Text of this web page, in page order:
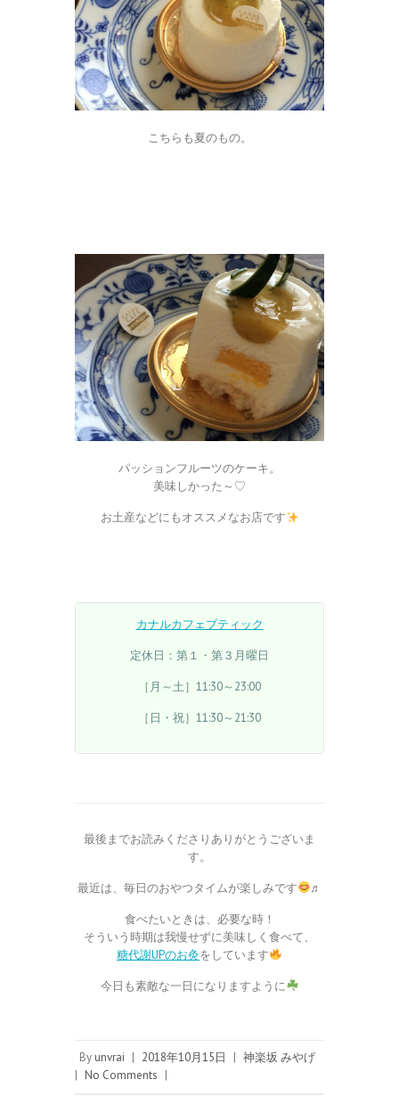
こちらも夏のもの。
パッションフルーツのケーキ。
美味しかった～♡
お土産などにもオススメなお店です
カナルカフェブティック
定休日：第１・第３月曜日
［月～土］11:30～23:00
［日・祝］11:30～21:30
最後までお読みくださりありがとうございま
す。
最近は、毎日のおやつタイムが楽しみです ♬
食べたいときは、必要な時！
そういう時期は我慢せずに美味しく食べて、
糖代謝UPのお灸をしています
今日も素敵な一日になりますように
By unvrai | 2018年10月15日 | 神楽坂 みやげ
| No Comments |